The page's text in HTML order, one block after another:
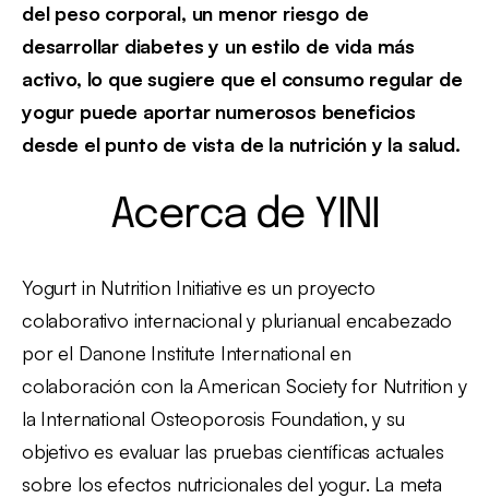
del peso corporal, un menor riesgo de
desarrollar diabetes y un estilo de vida más
activo, lo que sugiere que el consumo regular de
yogur puede aportar numerosos beneficios
desde el punto de vista de la nutrición y la salud.
Acerca de YINI
Yogurt in Nutrition Initiative es un proyecto
colaborativo internacional y plurianual encabezado
por el Danone Institute International en
colaboración con la American Society for Nutrition y
la International Osteoporosis Foundation, y su
objetivo es evaluar las pruebas científicas actuales
sobre los efectos nutricionales del yogur. La meta